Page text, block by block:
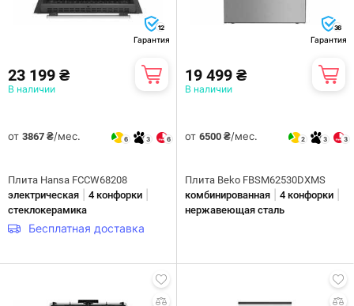
12
Гарантия
23 199 ₴
В наличии
от 3867 ₴/мес. 6 3 6
Плита Hansa FCCW68208
электрическая
4 конфорки
стеклокерамика
Бесплатная доставка
36
Гарантия
19 499 ₴
В наличии
от 6500 ₴/мес. 2 3 3
Плита Beko FBSM62530DXMS
комбинированная
4 конфорки
нержавеющая сталь